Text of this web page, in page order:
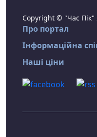
Copyright © "Час Пік"
Про портал
Інформаційна
Наші ціни